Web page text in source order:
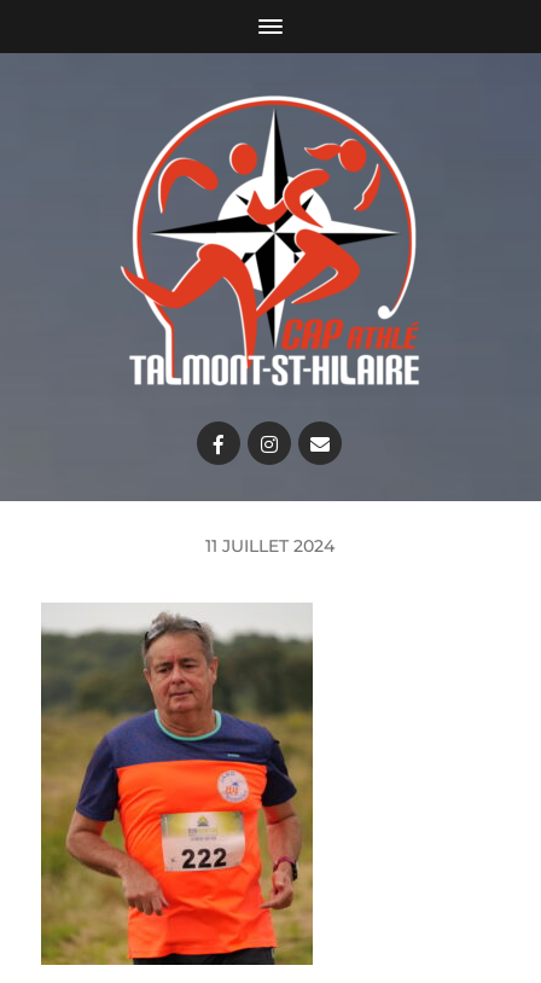
11 JUILLET 2024